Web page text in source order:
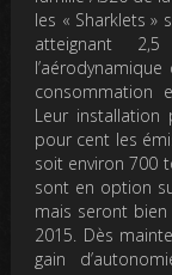
les « Sharklets »
atteignant
consommation
Leur
pour cent les
soit environ 700
sont en option
mais seront
2015. Dès
gain